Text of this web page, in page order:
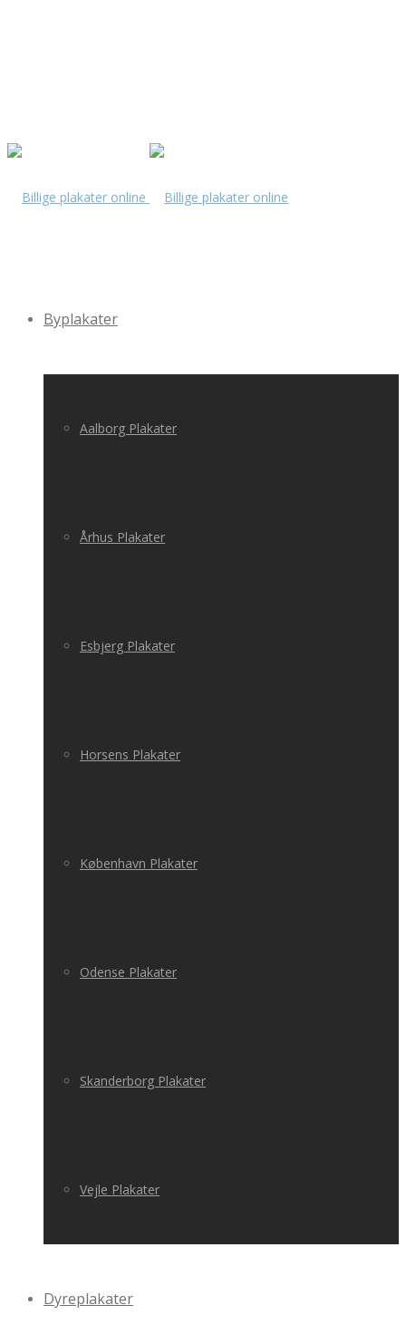
Byplakater
Aalborg Plakater
Århus Plakater
Esbjerg Plakater
Horsens Plakater
København Plakater
Odense Plakater
Skanderborg Plakater
Vejle Plakater
Dyreplakater